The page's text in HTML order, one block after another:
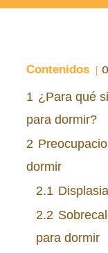
Contenidos
1 ¿Para qué
para dormir?
2
dormir
2.1
2.2
para dormir